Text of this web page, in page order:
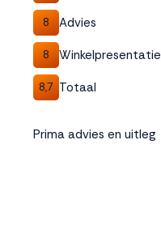
8 Advies
8 Winkelpresentatie
8,7 Totaal
Prima advies en uitleg